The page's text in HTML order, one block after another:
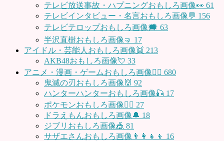
テレビ放送事故・ハプニングおもしろ画像👀 61
テレビインタビュー・名言おもしろ画像💬 156
テレビテロップおもしろ画像🗯 63
半沢直樹おもしろ画像🤜 17
アイドル・芸能人おもしろ画像👯 213
AKB48おもしろ画像💘 33
アニメ・漫画・ゲームおもしろ画像🧚‍♀️ 680
鬼滅の刃おもしろ画像👹 92
ハンターハンターおもしろ画像🎣 17
ポケモンおもしろ画像🤹‍♂️ 27
ドラえもんおもしろ画像🔔 18
ジブリおもしろ画像🎪 81
サザエさんおもしろ画像👨‍👩‍👧‍👦 16